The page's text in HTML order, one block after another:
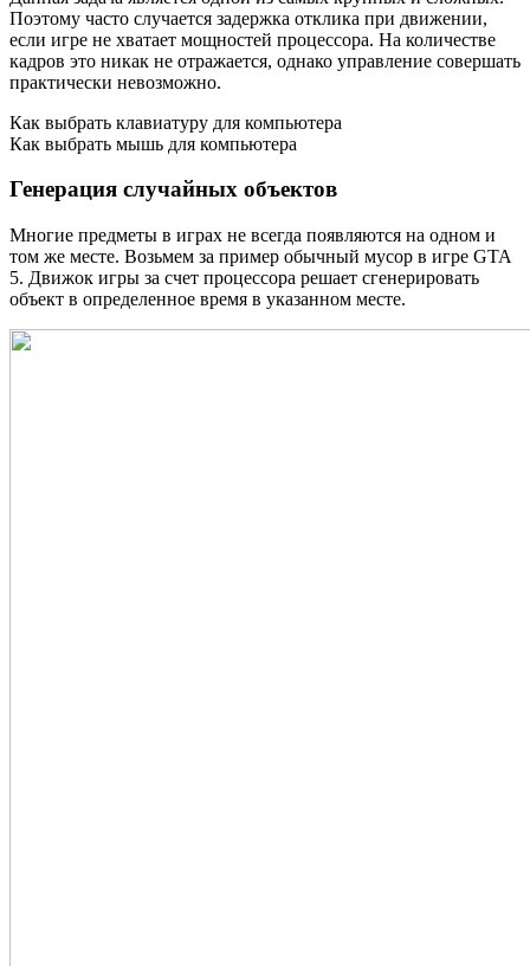
Поэтому часто случается задержка отклика при движении,
если игре не хватает мощностей процессора. На количестве
кадров это никак не отражается, однако управление совершать
практически невозможно.
Как выбрать клавиатуру для компьютера
Как выбрать мышь для компьютера
Генерация случайных объектов
Многие предметы в играх не всегда появляются на одном и
том же месте. Возьмем за пример обычный мусор в игре GTA
5. Движок игры за счет процессора решает сгенерировать
объект в определенное время в указанном месте.